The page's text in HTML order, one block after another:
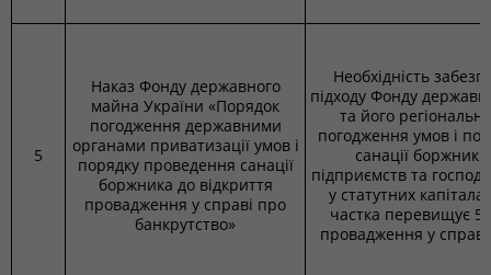
5
Наказ Фонду державного
майна України «Порядок
погодження державними
органами приватизації умов і
порядку проведення санації
боржника до відкриття
провадження у справі про
банкрутство»
Необхідність
підходу Фонду
та його
погодження умов і
санації
підприємств та
у статутних
частка перевищує
провадження у